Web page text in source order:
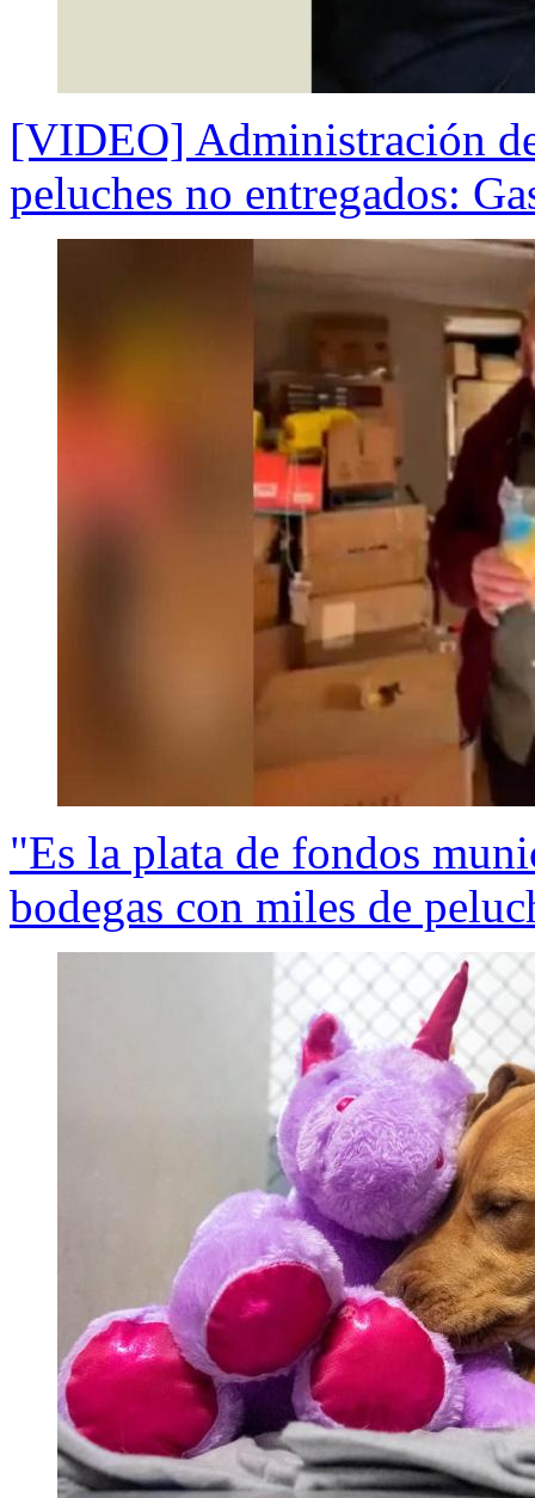
[VIDEO] Administración
peluches no entregados:
"Es la plata de fondos
bodegas con miles de